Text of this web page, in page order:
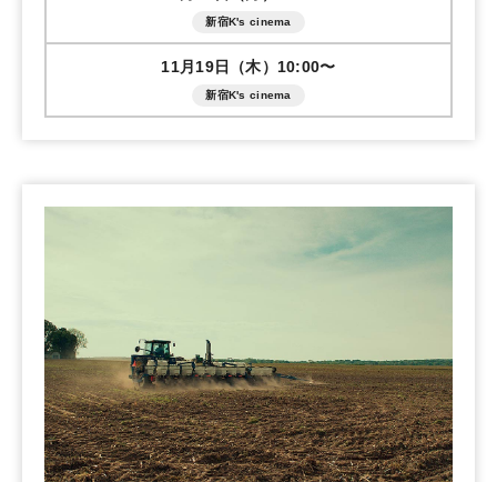
新宿K's cinema
11月19日（木）10:00〜
新宿K's cinema